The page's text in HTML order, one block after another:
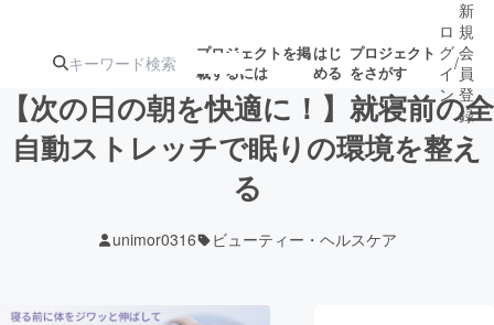
プロジェクトを掲
載するには
はじ
める
プロジェクト
をさがす
注目の新着プロ
ロ
グ
イ
ン
/
新
規
会
員
登
録
【次の日の朝を快適に！】就寝前の全
自動ストレッチで眠りの環境を整え
る
unimor0316 ビューティー・ヘルスケア